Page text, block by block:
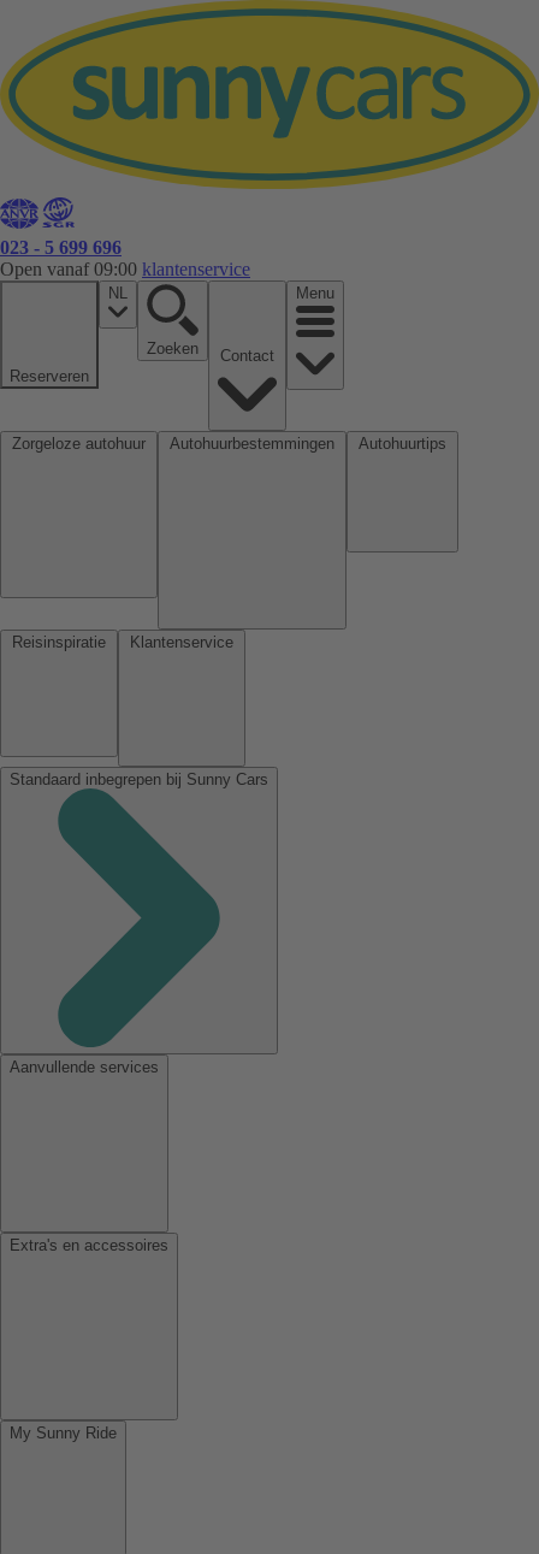
023 - 5 699 696
Open vanaf 09:00 klantenservice
Reserveren
NL
Zoeken
Menu
Standaard inbegrepen bij Sunny Cars
Aanvullende services
Extra's en accessoires
My Sunny Ride